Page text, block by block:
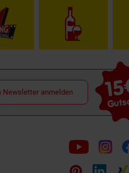
Newsletter anmelden
Folge
uns
auf